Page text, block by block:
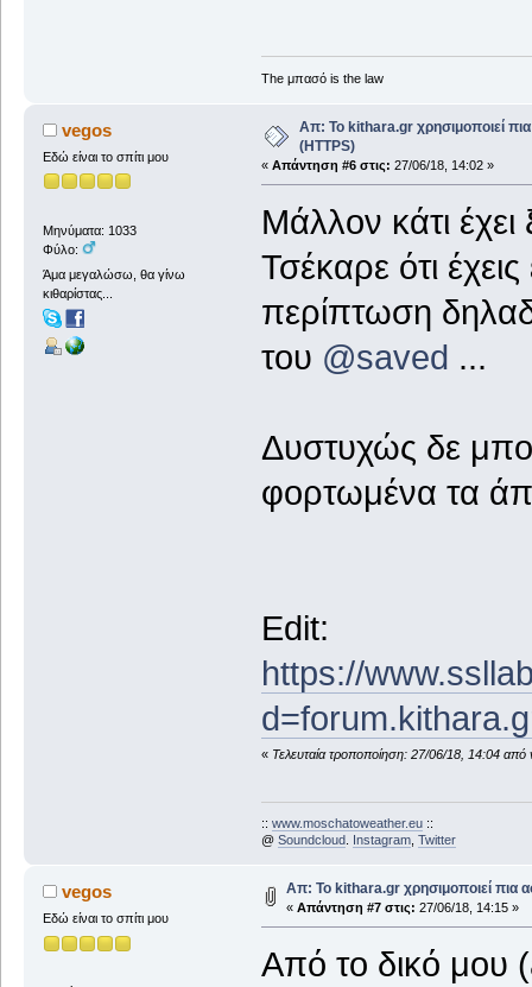
The μπασό is the law
vegos
Εδώ είναι το σπίτι μου
Μηνύματα: 1033
Φύλο:
Άμα μεγαλώσω, θα γίνω
κιθαρίστας...
Απ: Το kithara.gr χρησιμοποιεί
(HTTPS)
« Απάντηση #6 στις: 27/06/18, 14:02 »
Μάλλον κάτι έχει
Τσέκαρε ότι
περίπτωση
του @saved ...
Δυστυχώς δε
φορτωμένα τα
Edit:
https://
« Τελευταία τροποποίηση: 27/06/18, 14:04 από
:: www.moschatoweather.eu::
@ Soundcloud. Instagram, Twitter
vegos
Εδώ είναι το σπίτι μου
Απ: Το kithara.gr χρησιμοποιεί πια
« Απάντηση #7 στις: 27/06/18, 14:15 »
Από το δικό μου